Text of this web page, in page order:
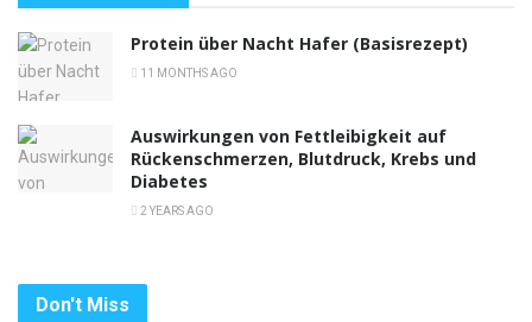
Protein über Nacht Hafer (Basisrezept)
11 MONTHS AGO
Auswirkungen von Fettleibigkeit auf
Rückenschmerzen, Blutdruck, Krebs und
Diabetes
2 YEARS AGO
Don't Miss